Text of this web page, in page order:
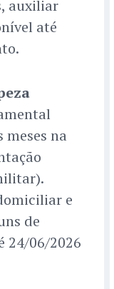
auxiliar
até
meses na
e
de
24/06/2026